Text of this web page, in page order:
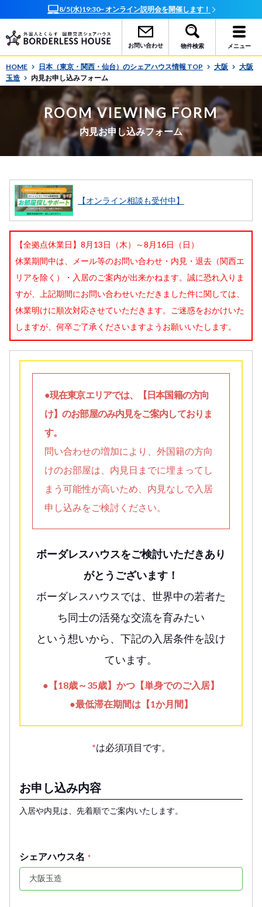
8/5(水)19:30~ オンライン説明会を開催します！
お問い合わせ 物件検索 メニュー
HOME 日本（東京・関西・仙台）のシェアハウス情報 TOP 大阪
大阪
玉造
内見お申し込みフォーム
ROOM VIEWING FORM
内見お申し込みフォーム
【オンライン相談も受付中】
【全拠点休業日】8月13日（木）～8月16日（日）
休業期間中は、メール等のお問い合わせ・内見・退去（関西エ
リアを除く）・入居のご案内が出来かねます。誠に恐れ入りま
すが、上記期間にお問い合わせいただきました件に関しては、
休業明けに順次対応させていただきます。ご迷惑をおかけいた
しますが、何卒ご了承くださいますようお願いいたします。
●現在東京エリアでは、【日本国籍の方向
け】のお部屋のみ内見をご案内しておりま
す。
問い合わせの増加により、外国籍の方向
けのお部屋は、内見日までに埋まってし
まう可能性が高いため、内見なしで入居
申し込みをご検討ください。
ボーダレスハウスをご検討いただきあり
がとうございます！
ボーダレスハウスでは、世界中の若者た
ち同士の活発な交流を育みたい
という想いから、下記の入居条件を設け
ています。
●【18歳～35歳】かつ【単身でのご入居】
●最低滞在期間は【1か月間】
*は必須項目です。
お申し込み内容
入居や内見は、先着順でご案内いたします。
シェアハウス名 *